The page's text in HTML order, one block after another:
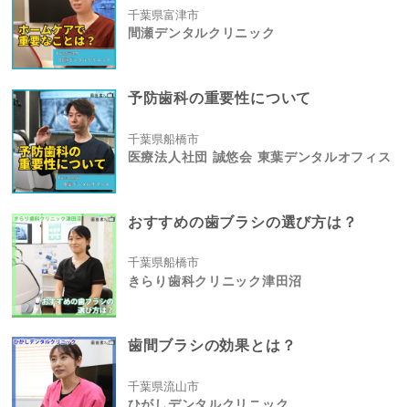
千葉県富津市
間瀬デンタルクリニック
予防歯科の重要性について
千葉県船橋市
医療法人社団 誠悠会 東葉デンタルオフィス
おすすめの歯ブラシの選び方は？
千葉県船橋市
きらり歯科クリニック津田沼
歯間ブラシの効果とは？
千葉県流山市